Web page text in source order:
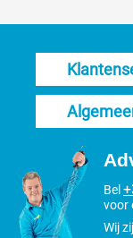
Bel
voor
Wij